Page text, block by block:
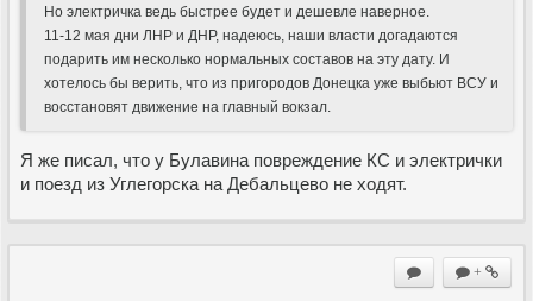
Но электричка ведь быстрее будет и дешевле наверное.
11-12 мая дни ЛНР и ДНР, надеюсь, наши власти догадаются
подарить им несколько нормальных составов на эту дату. И
хотелось бы верить, что из пригородов Донецка уже выбьют ВСУ и
восстановят движение на главный вокзал.
Я же писал, что у Булавина повреждение КС и электрички
и поезд из Углегорска на Дебальцево не ходят.
+